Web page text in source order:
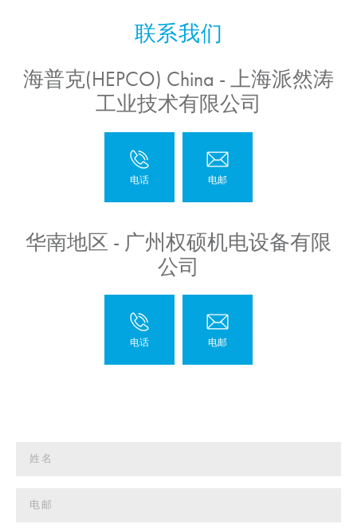
海普克(HEPCO) China - 上海派然涛
工业技术有限公司
华南地区 - 广州权硕机电设备有限
公司